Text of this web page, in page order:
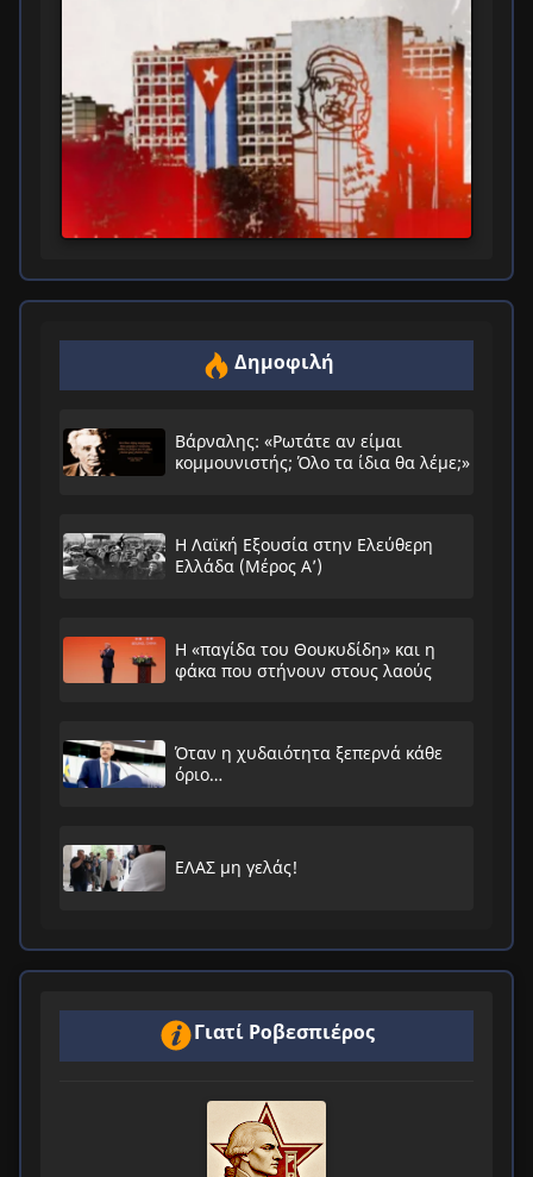
Δημοφιλή
Βάρναλης: «Ρωτάτε αν είμαι
κομμουνιστής; Όλο τα ίδια θα λέμε;»
Η Λαϊκή Εξουσία στην Ελεύθερη
Ελλάδα (Μέρος Α’)
Η «παγίδα του Θουκυδίδη» και η
φάκα που στήνουν στους λαούς
Όταν η χυδαιότητα ξεπερνά κάθε
όριο…
ΕΛΑΣ μη γελάς!
Γιατί Ροβεσπιέρος